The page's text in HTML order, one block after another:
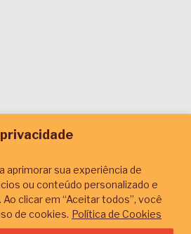
aprimorar sua experiência de
ou conteúdo personalizado e
clicar em “Aceitar todos”, você
de cookies. Política de Cookies